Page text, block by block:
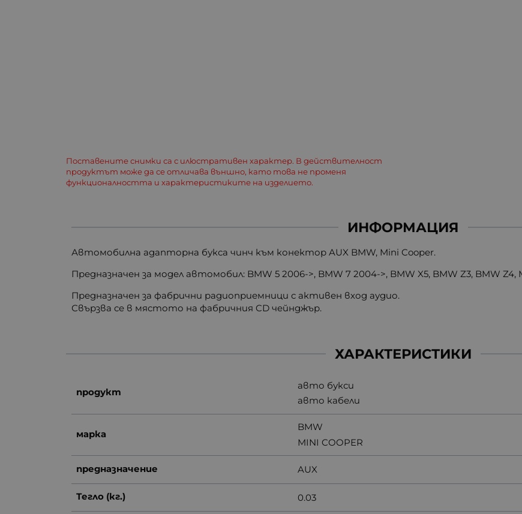
Поставените снимки са с илюстративен характер. В действителност
продуктът може да се отличава външно, като това не променя
функционалността и характеристиките на изделието.
ИНФОРМАЦИЯ
Автомобилна адапторна букса чинч към конектор AUX BMW, Mini Cooper.
Предназначен за модел автомобил: BMW 5 2006->, BMW 7 2004->, BMW X5, BMW Z3, BMW Z4,
Предназначен за фабрични радиоприемници с активен вход аудио.
Свързва се в мястото на фабричния CD чейнджър.
ХАРАКТЕРИСТИКИ
продукт
авто букси
авто кабели
марка
BMW
MINI COOPER
предназначение AUX
Тегло (кг.) 0.03